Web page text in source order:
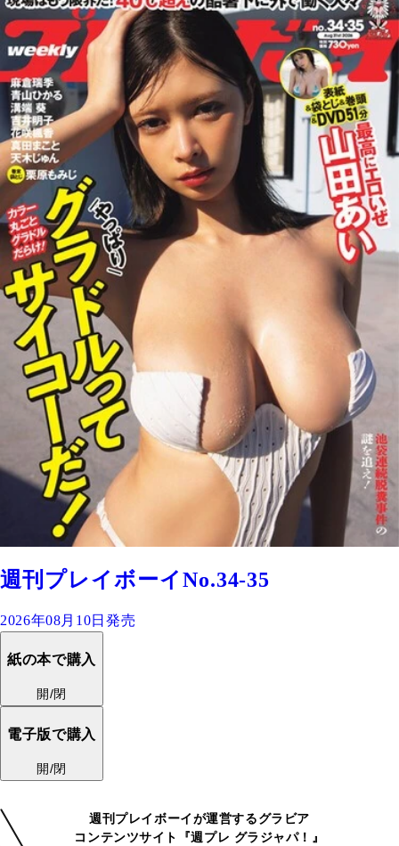
週刊プレイボーイNo.34-35
2026年08月10日発売
紙の本で購入
開/閉
電子版で購入
開/閉
週刊プレイボーイが運営するグラビア
コンテンツサイト『週プレ グラジャパ！』